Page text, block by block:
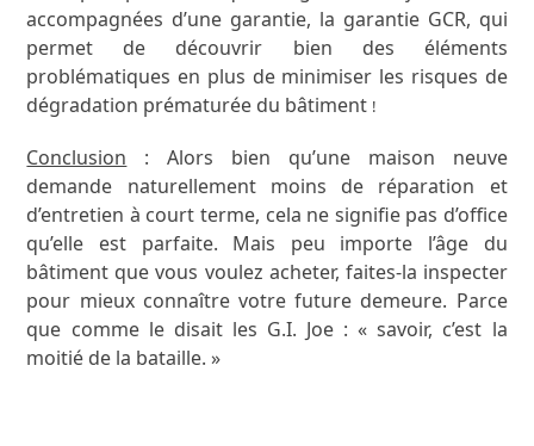
accompagnées d’une garantie, la garantie GCR, qui
permet de découvrir bien des éléments
problématiques en plus de minimiser les risques de
dégradation prématurée du bâtiment !
Conclusion : Alors bien qu’une maison neuve
demande naturellement moins de réparation et
d’entretien à court terme, cela ne signifie pas d’office
qu’elle est parfaite. Mais peu importe l’âge du
bâtiment que vous voulez acheter, faites-la inspecter
pour mieux connaître votre future demeure. Parce
que comme le disait les G.I. Joe : « savoir, c’est la
moitié de la bataille. »